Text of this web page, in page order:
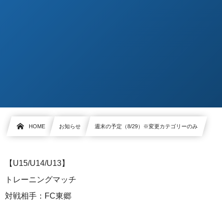
HOME お知らせ 週末の予定（8/29）※変更カテゴリーのみ
【U15/U14/U13】
トレーニングマッチ
対戦相手：FC東郷